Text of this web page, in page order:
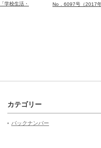
学校生活・
No．6097号（2017
カテゴリー
バックナンバー